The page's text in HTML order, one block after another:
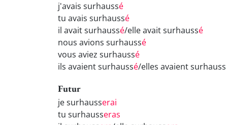
j'avais surhaussé
tu avais surhaussé
il avait surhaussé/elle avait surhaussé
nous avions surhaussé
vous aviez surhaussé
ils avaient surhaussé/elles avaient surhauss
Futur
je surhausserai
tu surhausseras